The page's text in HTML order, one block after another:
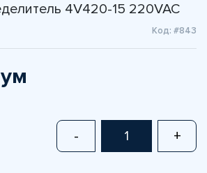
4V420-15 220VAC
Код: #843
- +